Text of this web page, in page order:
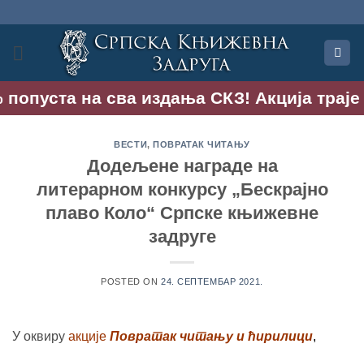
садржај
на сва издања СКЗ! Акција траје
ВЕСТИ,ПОВРАТАК ЧИТАЊУ
Додељене награде на
литерарном конкурсу „Бескрајно
плаво Коло“ Српске књижевне
задруге
POSTED ON 24. СЕПТЕМБАР 2021.
У оквиру акције Повратак читању и ћирилици,